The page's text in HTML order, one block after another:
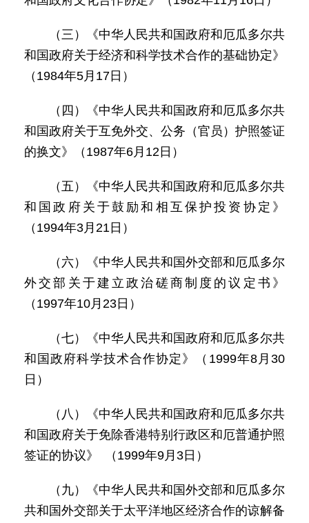
（三）《中华人民共和国政府和厄瓜多尔共
和国政府关于经济和科学技术合作的基础协定》
（1984年5月17日）
（四）《中华人民共和国政府和厄瓜多尔共
和国政府关于互免外交、公务（官员）护照签证
的换文》（1987年6月12日）
（五）《中华人民共和国政府和厄瓜多尔共
和国政府关于鼓励和相互保护投资协定》
（1994年3月21日）
（六）《中华人民共和国外交部和厄瓜多尔
外交部关于建立政治磋商制度的议定书》
（1997年10月23日）
（七）《中华人民共和国政府和厄瓜多尔共
和国政府科学技术合作协定》（1999年8月30
日）
（八）《中华人民共和国政府和厄瓜多尔共
和国政府关于免除香港特别行政区和厄普通护照
签证的协议》 （1999年9月3日）
（九）《中华人民共和国外交部和厄瓜多尔
共和国外交部关于太平洋地区经济合作的谅解备